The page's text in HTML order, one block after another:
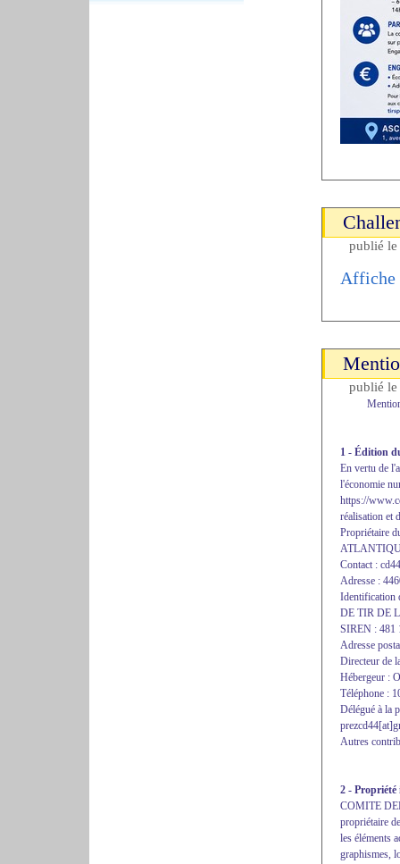
publié
Affiche
publié
1 - Édition
En vertu de
l'économie
https://
réalisation et
Propriétaire
Contact :
Adresse :
Identification
DE TIR DE
SIREN : 481
Adresse
Directeur de
Hébergeur :
Téléphone :
Délégué à la
Autres
2 - Propriété
COMITE
propriétaire
les éléments
graphismes,